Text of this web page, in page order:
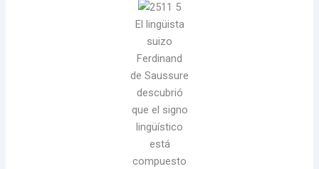
El lingüista
suizo
Ferdinand
de Saussure
descubrió
que el signo
lingüístico
está
compuesto